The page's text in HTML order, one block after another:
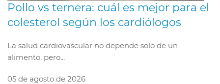
Pollo vs ternera: cuál es mejor para el
colesterol según los cardiólogos
La salud cardiovascular no depende solo de un
alimento, pero...
05 de agosto de 2026